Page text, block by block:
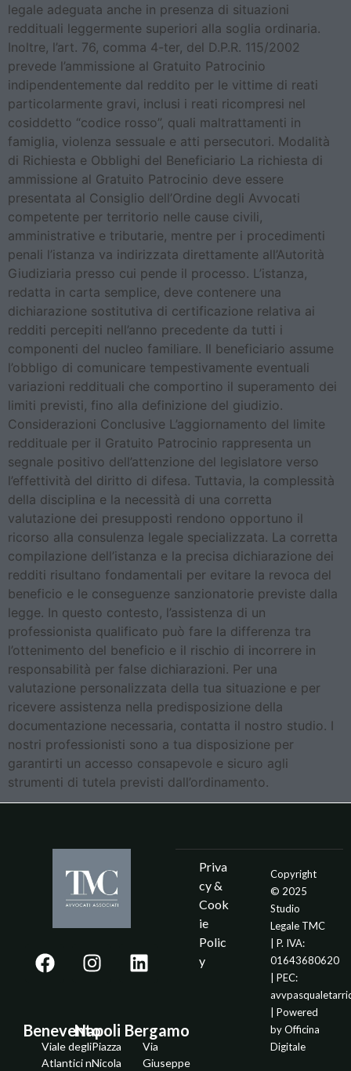
legale adeguata anche in presenza di situazioni
reddituali leggermente superiori alla soglia ordinaria.
Inoltre, l’art. 76, comma 4-ter, del D.P.R. 115/2002
prevede l’ammissione al Gratuito Patrocinio
indipendentemente dal reddito per le vittime di reati
particolarmente gravi, inclusi i reati ricompresi nel
cosiddetto “codice rosso”, quali maltrattamenti in
famiglia, violenza sessuale e atti persecutori. Modalità
di Richiesta e Obblighi del Beneficiario La richiesta di
ammissione al Gratuito Patrocinio deve essere
presentata al Consiglio dell’Ordine degli Avvocati
competente per territorio nelle cause civili,
amministrative e tributarie, mentre per i procedimenti
penali l’istanza va indirizzata direttamente all’Autorità
Giudiziaria presso cui pende il processo. L’istanza,
redatta in carta semplice, deve contenere una
dichiarazione sostitutiva di certificazione relativa ai
redditi percepiti nell’anno precedente da tutti i
componenti del nucleo familiare. Il beneficiario assume
l’obbligo di comunicare tempestivamente eventuali
variazioni reddituali che comportino il superamento dei
limiti previsti, fino alla definizione del giudizio.
Considerazioni Conclusive L’aggiornamento del limite
reddituale per il Gratuito Patrocinio rappresenta un
segnale positivo dell’attenzione del legislatore verso
l’effettività del diritto di difesa. Tuttavia, la complessità
della disciplina e la necessità di una corretta
valutazione dei presupposti rendono opportuno il
ricorso alla consulenza legale specializzata. La corretta
compilazione dell’istanza e la precisa dichiarazione dei
redditi risultano fondamentali per evitare la revoca del
beneficio e le conseguenze sanzionatorie previste dalla
legge. In questo contesto, l’assistenza di un
professionista qualificato può fare la differenza tra
l’ottenimento del beneficio e il rischio di incorrere in
responsabilità per false dichiarazioni. Per una
valutazione personalizzata della tua situazione e per
ricevere assistenza nella predisposizione della
documentazione necessaria, contatta il nostro studio. I
nostri professionisti sono a tua disposizione per
garantirti un accesso consapevole e sicuro agli
strumenti di tutela previsti dall’ordinamento.
Benevento
Viale degli
Atlantici n.
Napoli
Piazza
Nicola
Bergamo
Via
Giuseppe
Priva
cy &
Cook
ie
Polic
y
Copyright
© 2025
Studio
Legale TMC
| P. IVA:
01643680620
| PEC:
| Powered
byOfficina
Digitale